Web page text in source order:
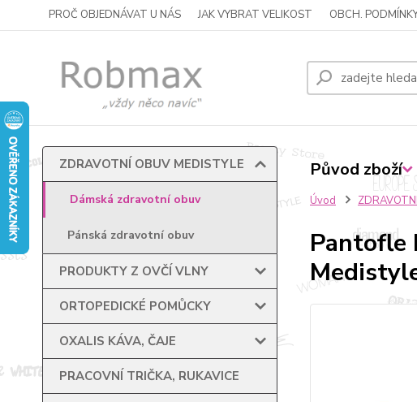
PROČ OBJEDNÁVAT U NÁS JAK VYBRAT VELIKOST OBCH.
ZDRAVOTNÍ OBUV MEDISTYLE
Dámská zdravotní obuv
Pánská zdravotní obuv
PRODUKTY Z OVČÍ VLNY
ORTOPEDICKÉ POMŮCKY
OXALIS KÁVA, ČAJE
PRACOVNÍ TRIČKA, RUKAVICE
Úvod
Pantofle
Původ zboží